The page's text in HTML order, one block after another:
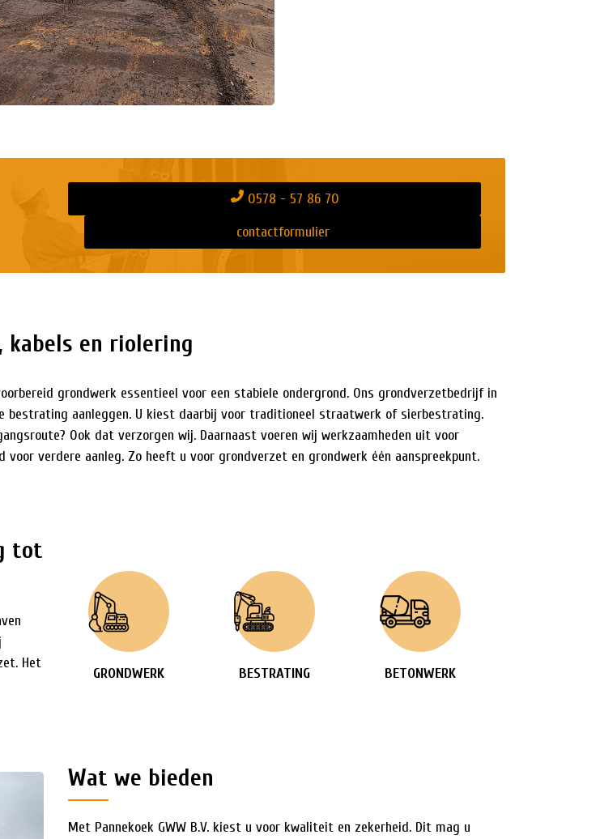
0578 - 57 86 70
contactformulier
en riolering
grondwerk essentieel voor een stabiele ondergrond. Ons grondverzetbedrijf in
bestrating aanleggen. U kiest daarbij voor traditioneel straatwerk of sierbestrating.
Ook dat verzorgen wij. Daarnaast voeren wij werkzaamheden uit voor
verdere aanleg. Zo heeft u voor grondverzet en grondwerk één aanspreekpunt.
tot
Het
GRONDWERK BESTRATING BETONWERK
Wat we bieden
Met Pannekoek GWW B.V. kiest u voor kwaliteit en zekerheid. Dit mag u